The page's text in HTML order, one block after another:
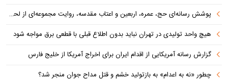
پوشش رسانه‌ای حج، عمره، اربعین و اعتاب مقدسه، روایت مجموعه‌ای از لحظه‌هاست
هیچ واحد تولیدی در تهران نباید بدون اطلاع قبلی با قطعی برق مواجه شود
گزارش رسانه آمریکایی از اقدام ایران برای اخراج آمریکا از خلیج فارس
چطور «نه به اعدام» به بازتولید خشم و قتل مداح جوان منجر شد؟